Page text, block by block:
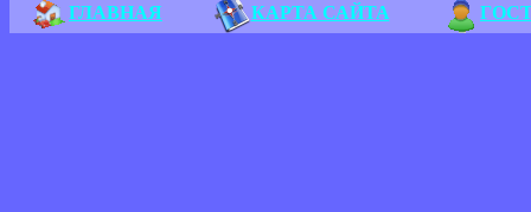
ГЛАВНАЯ КАРТА САЙТА